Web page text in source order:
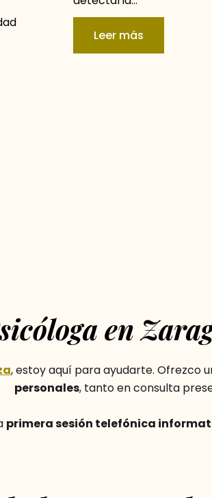
Leer más
en
, estoy aquí para ayudarte. Ofrezco
personales, tanto en consulta
primera sesión telefónica